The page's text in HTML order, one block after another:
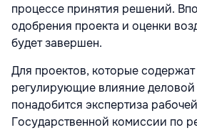
процессе принятия решений.
одобрения проекта и оценки
будет завершен.
Для проектов, которые
регулирующие влияние деловой
понадобится экспертиза
Государственной комиссии по